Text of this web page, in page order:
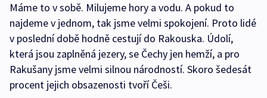
Máme to v sobě. Milujeme hory a vodu. A pokud to
najdeme v jednom, tak jsme velmi spokojení. Proto lidé
v poslední době hodně cestují do Rakouska. Údolí,
která jsou zaplněná jezery, se Čechy jen hemží, a pro
Rakušany jsme velmi silnou národností. Skoro šedesát
procent jejich obsazenosti tvoří Češi.